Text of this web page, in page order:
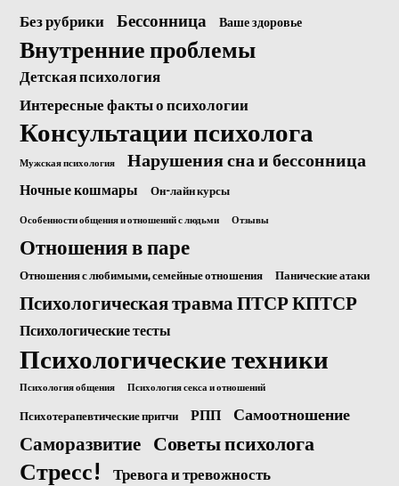
Без рубрики Бессонница Ваше здоровье
Внутренние проблемы
Детская психология
Интересные факты о психологии
Консультации психолога
Мужская психология Нарушения сна и бессонница
Ночные кошмары Он-лайн курсы
Особенности общения и отношений с людьми Отзывы
Отношения в паре
Отношения с любимыми, семейные отношения Панические атаки
Психологическая травма ПТСР КПТСР
Психологические тесты
Психологические техники
Психология общения Психология секса и отношений
Психотерапевтические притчи РПП Самоотношение
Саморазвитие Советы психолога
Стресс! Тревога и тревожность